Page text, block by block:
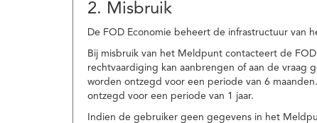
2. Misbruik
De FOD Economie beheert de infrastructuur van
Bij misbruik van het Meldpunt contacteert de
rechtvaardiging kan aanbrengen of aan de
worden ontzegd voor een periode van 6
ontzegd voor een periode van 1 jaar.
Indien de gebruiker geen gegevens in het